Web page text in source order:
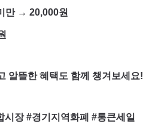
만 → 20,000원
알뜰한 혜택도 함께 챙겨보세요!
장 #경기지역화폐 #통큰세일